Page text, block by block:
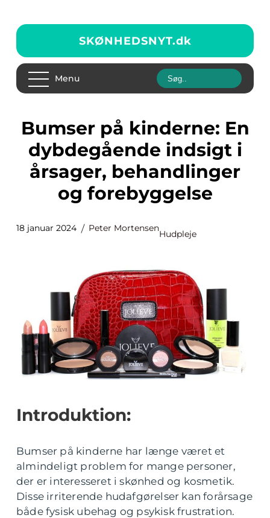
SKØNHEDSNYT.dk
Menu
Bumser på kinderne: En
dybdegående indsigt i
årsager, behandlinger
og forebyggelse
18 januar 2024 Peter Mortensen
Hudpleje
Introduktion:
Bumser på kinderne har længe været et
almindeligt problem for mange personer,
der er interesseret i skønhed og kosmetik.
Disse irriterende hudafgørelser kan forårsage
både fysisk ubehag og psykisk frustration.